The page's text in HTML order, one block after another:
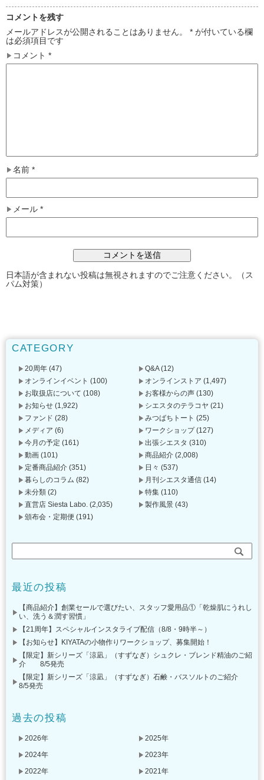
コメントを残す
メールアドレスが公開されることはありません。
* が付いている欄
は必須項目です
コメント *
名前 *
メール *
日本語が含まれない投稿は無視されますのでご注意ください。（ス
パム対策）
CATEGORY
20周年 (47) Q&A(12)
オンラインイベント (100) オンラインストア (1,497)
お取扱店について (108) お客様からの声 (130)
お知らせ (1,922) シエスタのテラコヤ (21)
ファンド (28) みつばちトート (25)
メディア (6) ワークショップ(127)
今月の予定 (161) 出張シエスタ (310)
動画 (101) 商品紹介 (2,008)
定番商品紹介 (351) 日々 (537)
暮らしのコラム (82) 月刊シエスタ通信 (14)
未分類 (2) 特集 (110)
直営店 Siesta Labo. (2,035) 製作風景 (43)
頒布会・定期便 (191)
最近の投稿
【商品紹介】創業セールで選びたい、スタッフ愛用品①「乾燥肌にうれし
い、洗う＆潤す習慣」
【21周年】スペシャルインスタライブ配信（8/8・9時半～）
【お知らせ】KIYATAの小物作りワークショップ、募集開始！
【限定】新シリーズ「涼凪」（すずなぎ）シュクレ・ブレンド精油のご紹
介 8/5発売
【限定】新シリーズ「涼凪」（すずなぎ）石鹸・バスソルトのご紹介
8/5発売
過去の投稿
2026年
2025年
2024年
2023年
2022年
2021年